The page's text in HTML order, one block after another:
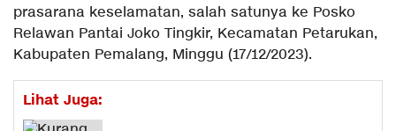
prasarana keselamatan, salah satunya ke Posko
Relawan Pantai Joko Tingkir, Kecamatan Petarukan,
Kabupaten Pemalang, Minggu (17/12/2023).
Lihat Juga: